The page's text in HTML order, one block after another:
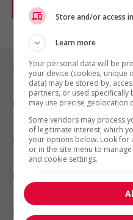
Emplois par ville
Emplois par secteur
Emplois par statut
Emplois par type
Nos suggestions
Store and/or access
Learn more
Your personal data will be
your device (cookies, unique
data) may be stored by,
partners, or used specifically
may use precise geolocation
Some vendors may process
of legitimate interest, which
your options below. Look for
or in the site menu to
and cookie settings.